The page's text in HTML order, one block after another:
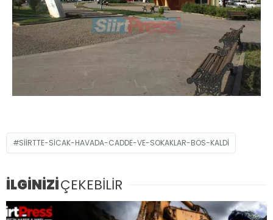
SIIRTTE-SICAK-HAVADA-CADDE-VE-SOKAKLAR-BOS-KALDI
İLGİNİZİÇEKEBİLİR